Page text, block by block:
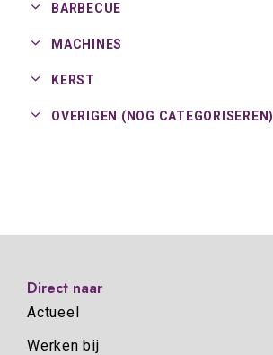
BARBECUE
MACHINES
KERST
OVERIGEN (NOG CATEGORISEREN)
Direct naar
Actueel
Werken bij